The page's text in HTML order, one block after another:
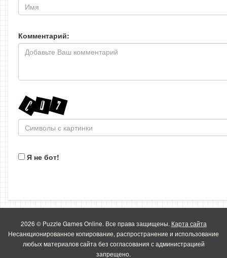
Комментарий:
Я не бот!
2026 © Puzzle Games Online. Все права защищены. Карта сайта
Несанкционированное копирование, распространение и использование
любых материалов сайта без согласования с администрацией
запрещено.